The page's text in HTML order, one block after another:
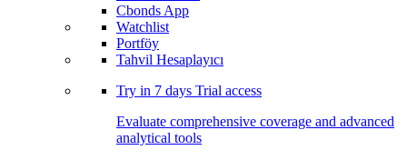
Cbonds App
Watchlist
Portföy
Tahvil Hesaplayıcı
Try in 7 days Trial access
Evaluate comprehensive coverage and advanced
analytical tools